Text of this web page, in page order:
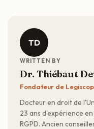
TD
WRITTEN BY
Dr. Thiébaut
Fondateur de
Docteur en droit de
23 ans d'expérience
RGPD. Ancien